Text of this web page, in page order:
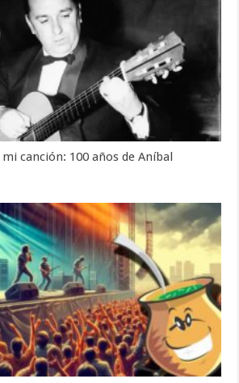
canción: 100 años de Aníbal